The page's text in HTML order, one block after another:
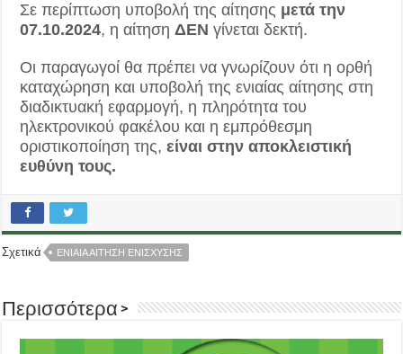
Σε περίπτωση υποβολή της αίτησης μετά την
07.10.2024, η αίτησηΔΕΝ γίνεται δεκτή.
Οι παραγωγοί θα πρέπει να γνωρίζουν ότι η ορθή
καταχώρηση και υποβολή της ενιαίας αίτησης στη
διαδικτυακή εφαρμογή, η πληρότητα του
ηλεκτρονικού φακέλου και η εμπρόθεσμη
οριστικοποίηση της,είναι στην αποκλειστική
ευθύνη τους.
Σχετικά ΕΝΙΑΙΑ ΑΙΤΗΣΗ ΕΝΙΣΧΥΣΗΣ
Περισσότερα >